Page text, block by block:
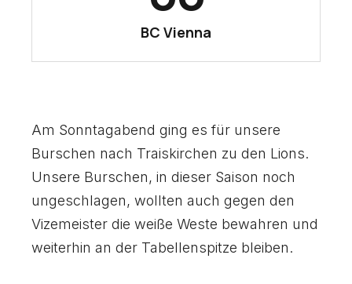
3
4
5
6
7
3
4
5
6
7
1
3
4
5
1
3
4
5
BC Vienna
Am Sonntagabend ging es für unsere
Burschen nach Traiskirchen zu den Lions.
Unsere Burschen, in dieser Saison noch
ungeschlagen, wollten auch gegen den
Vizemeister die weiße Weste bewahren und
weiterhin an der Tabellenspitze bleiben.